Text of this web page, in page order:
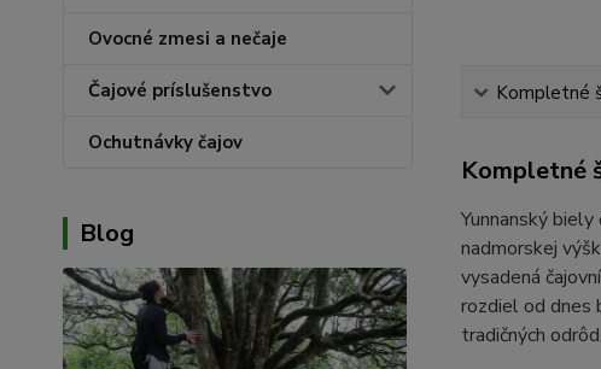
Ovocné zmesi a nečaje
Čajové príslušenstvo
Ochutnávky čajov
Blog
Kompletné
Kompletné
Yunnanský biely
nadmorskej
vysadená
rozdiel od dnes
tradičných